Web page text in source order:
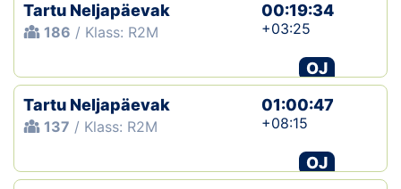
Tartu Neljapäevak
186 / Klass: R2M
00:19:34
+03:25
OJ
Tartu Neljapäevak
137 / Klass: R2M
01:00:47
+08:15
OJ